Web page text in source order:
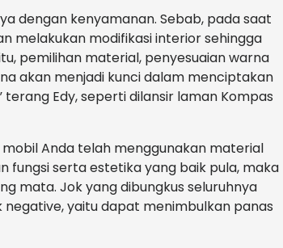
dengan kenyamanan. Sebab, pada saat
melakukan modifikasi interior sehingga
pemilihan material, penyesuaian warna
akan menjadi kunci dalam menciptakan
Edy, seperti dilansir laman Kompas
Anda telah menggunakan material
fungsi serta estetika yang baik pula, maka
mata. Jok yang dibungkus seluruhnya
yaitu dapat menimbulkan panas